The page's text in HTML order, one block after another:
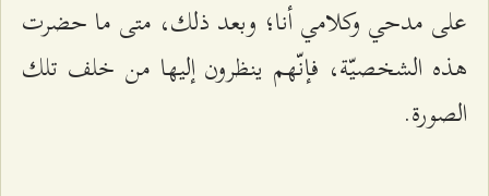
على مدحي وكلامي أنا؛ وبعد ذلك، متى ما حضرت
هذه الشخصيّة، فإنّهم ينظرون إليها من خلف تلك
الصورة.